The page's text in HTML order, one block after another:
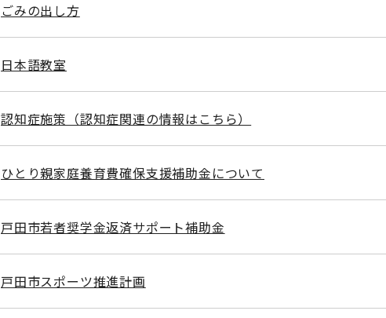
ごみの出し方
日本語教室
認知症施策（認知症関連の情報はこちら）
ひとり親家庭養育費確保支援補助金について
戸田市若者奨学金返済サポート補助金
戸田市スポーツ推進計画